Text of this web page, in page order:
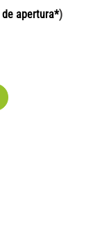
apertura*)